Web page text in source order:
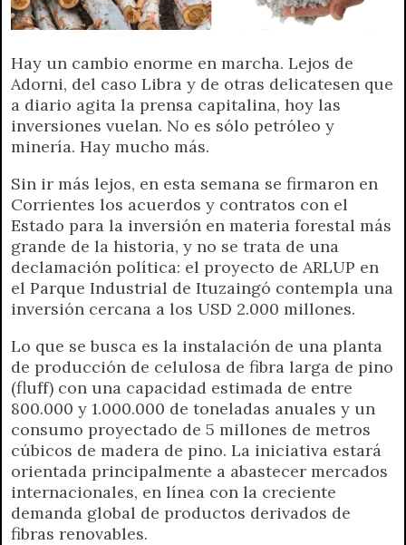
p
m
k
e
k
n
d
l
y
Hay un cambio enorme en marcha. Lejos de
Adorni, del caso Libra y de otras delicatesen que
a diario agita la prensa capitalina, hoy las
inversiones vuelan. No es sólo petróleo y
minería. Hay mucho más.
Sin ir más lejos, en esta semana se firmaron en
Corrientes los acuerdos y contratos con el
Estado para la inversión en materia forestal más
grande de la historia, y no se trata de una
declamación política: el proyecto de ARLUP en
el Parque Industrial de Ituzaingó contempla una
inversión cercana a los USD 2.000 millones.
Lo que se busca es la instalación de una planta
de producción de celulosa de fibra larga de pino
(fluff) con una capacidad estimada de entre
800.000 y 1.000.000 de toneladas anuales y un
consumo proyectado de 5 millones de metros
cúbicos de madera de pino. La iniciativa estará
orientada principalmente a abastecer mercados
internacionales, en línea con la creciente
demanda global de productos derivados de
fibras renovables.